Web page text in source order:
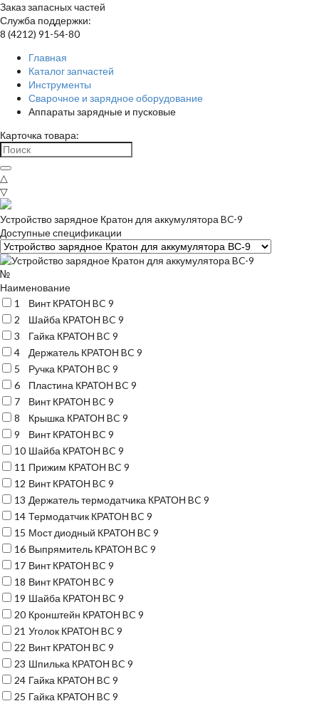
Заказ запасных частей
Служба поддержки:
8 (4212) 91-54-80
Главная
Каталог запчастей
Инструменты
Сварочное и зарядное оборудование
Аппараты зарядные и пусковые
Карточка товара:
△
▽
Устройство зарядное Кратон для аккумулятора BC-9
Доступные спецификации
№
Наименование
1
Винт КРАТОН BC 9
2
Шайба КРАТОН BC 9
3
Гайка КРАТОН BC 9
4
Держатель КРАТОН BC 9
5
Ручка КРАТОН BC 9
6
Пластина КРАТОН BC 9
7
Винт КРАТОН BC 9
8
Крышка КРАТОН BC 9
9
Винт КРАТОН BC 9
10 Шайба КРАТОН BC 9
11 Прижим КРАТОН BC 9
12 Винт КРАТОН BC 9
13 Держатель термодатчика КРАТОН BC 9
14 Термодатчик КРАТОН BC 9
15 Мост диодный КРАТОН BC 9
16 Выпрямитель КРАТОН BC 9
17 Винт КРАТОН BC 9
18 Винт КРАТОН BC 9
19 Шайба КРАТОН BC 9
20 Кронштейн КРАТОН BC 9
21 Уголок КРАТОН BC 9
22 Винт КРАТОН BC 9
23 Шпилька КРАТОН BC 9
24 Гайка КРАТОН BC 9
25 Гайка КРАТОН BC 9